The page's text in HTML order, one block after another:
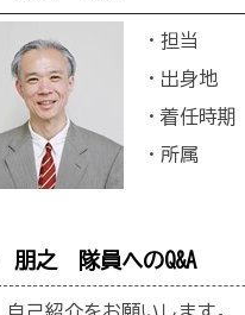
・担当
・出身地
・着任時
・所属
之 隊員へのQ&A